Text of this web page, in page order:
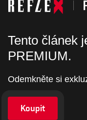
Tento článek
PREMIUM.
Odemkněte si
Koupit